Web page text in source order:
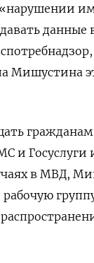
данные
Мишустина
и Госуслуги
в МВД,